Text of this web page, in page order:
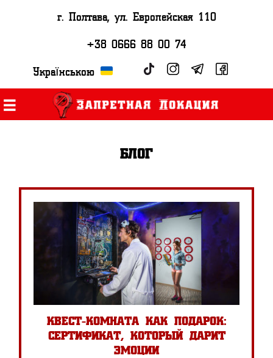
г. Полтава, ул. Европейская 110
+38 0666 88 00 74
Українською
блог
квест-комната как подарок:
сертификат, который дарит
эмоции